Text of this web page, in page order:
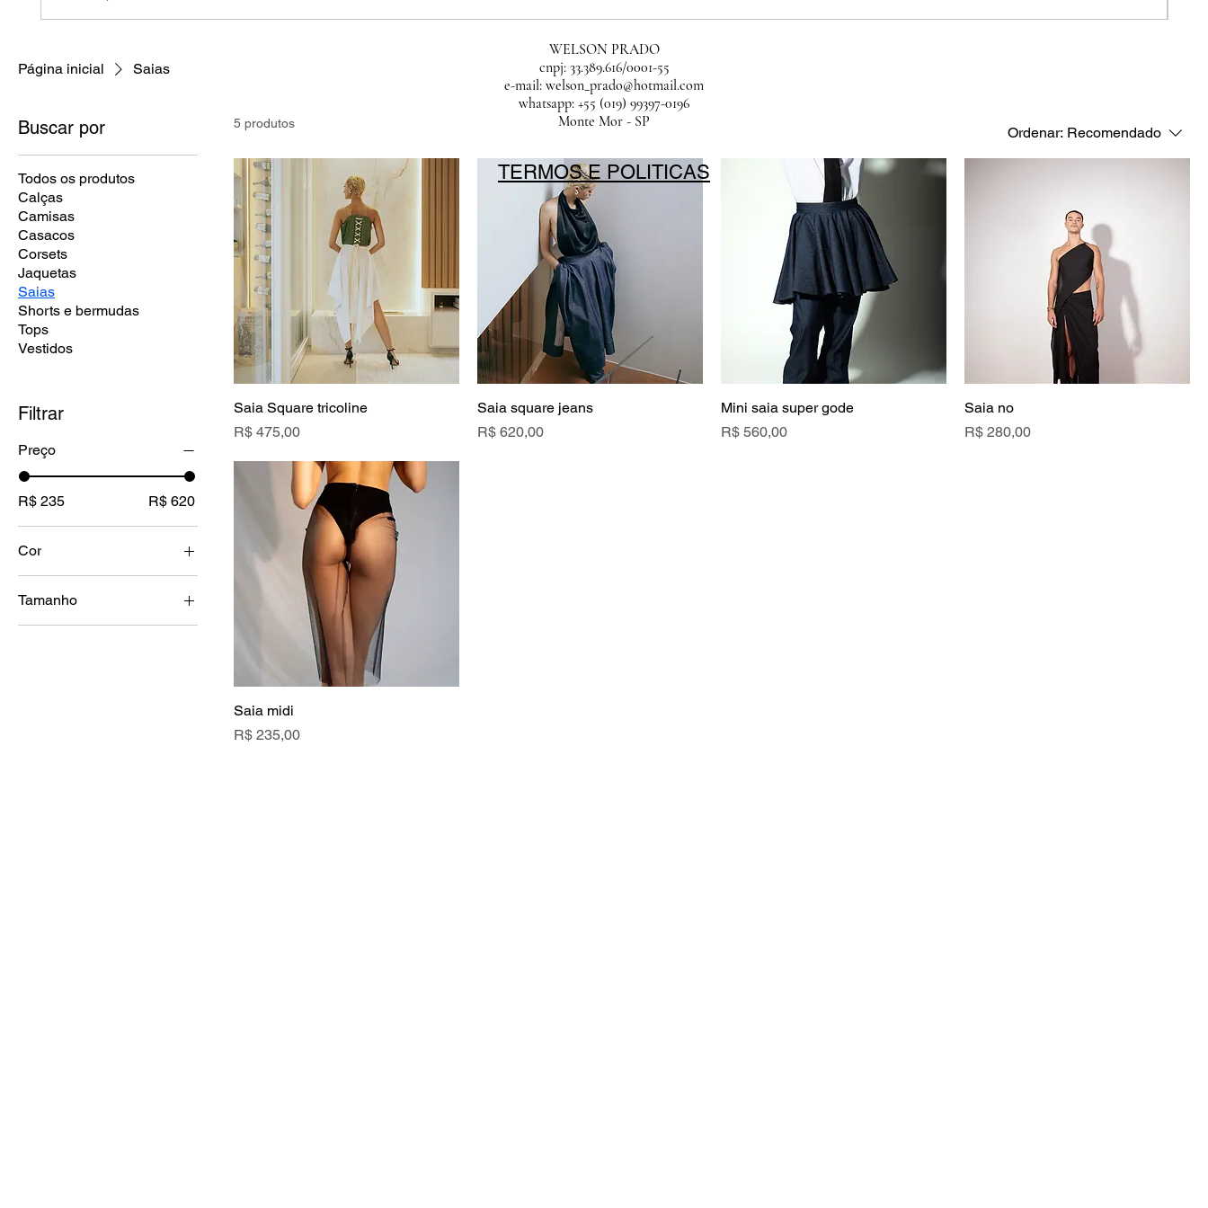
Página inicial Saias
Buscar por
Todos os produtos
Calças
Camisas
Casacos
Corsets
Jaquetas
Saias
Shorts e bermudas
Tops
Vestidos
Filtrar
Preço
R$ 235 R$ 620
Cor
Tamanho
34
5 produtos
Ordenar: Recomendado
Saia Square tricoline
Preço
R$ 475,00
Saia square jeans
Preço
R$ 620,00
Mini saia super gode
Preço
R$ 560,00
Saia no
Preço
R$ 280,00
Saia midi
Preço
R$ 235,00
WELSON PRADO
cnpj: 33.389.616/0001-55
e-mail: welson_prado@hotmail.com
whatsapp: +55 (019) 99397-0196
Monte Mor - SP
TERMOS E POLITICAS